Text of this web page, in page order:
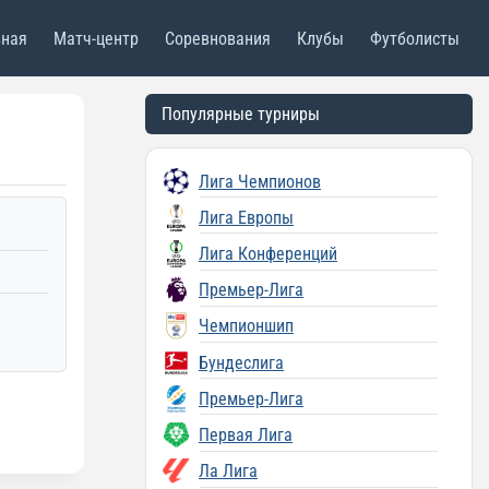
Матч-центр Соревнования Клубы Футболисты
Популярные турниры
Лига Чемпионов
Лига Европы
Лига Конференций
Премьер-Лига
Чемпионшип
Бундеслига
Премьер-Лига
Первая Лига
Ла Лига